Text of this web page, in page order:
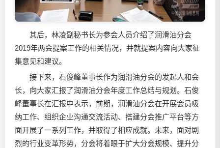
其后，林凌副秘书长为参会人员介绍了润滑油分会
2019年两会提案工作的相关情况，并就提案内容向大家征
集意见和建议。
接下来，石俊峰董事长作为润滑油分会的发起人和会
长，向大家汇报了润滑油分会年度工作总结与规划。石俊
峰董事长在汇报中表示，前期，润滑油分会在开展会员吸
纳工作、组织企业沟通交流活动、搭建分会推广平台等方
面开展了一系列工作，并取得了相应成就。未来，面对剧
烈的行业变革形势，分会将着眼于扩大分会规模、提升分